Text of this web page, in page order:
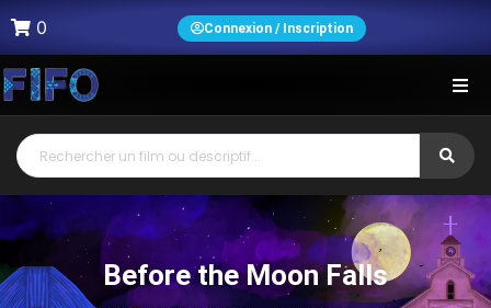
0 Connexion / Inscription
Before the Moon Falls